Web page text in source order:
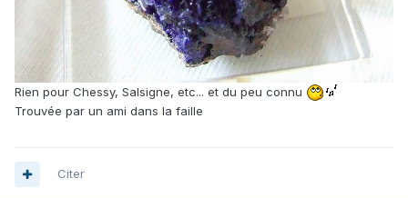
Rien pour Chessy, Salsigne, etc... et du peu connu
Trouvée par un ami dans la faille
Citer